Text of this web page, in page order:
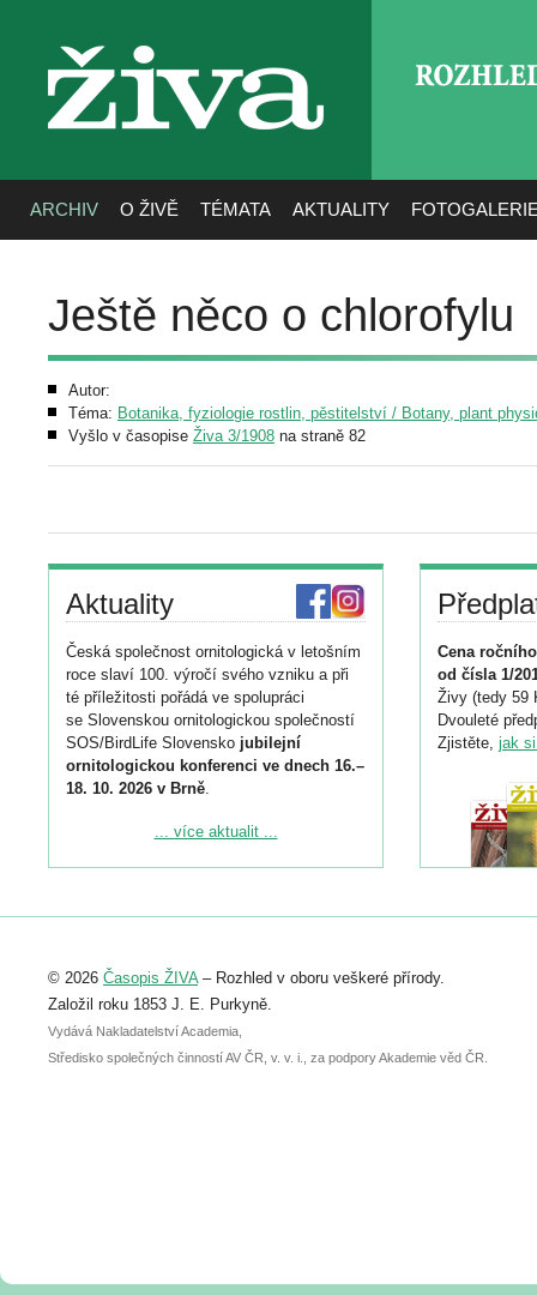
živa
ARCHIV O ŽIVĚ TÉMATA AKTUALITY
Ještě něco o chlorofylu
Autor:
Téma: Botanika, fyziologie rostlin, pěstitelství / Botany, plant
Vyšlo v časopise Živa 3/1908 na straně 82
Aktuality
Česká společnost ornitologická v letošním
roce slaví 100. výročí svého vzniku a při
té příležitosti pořádá ve spolupráci
se Slovenskou ornitologickou společností
SOS/BirdLife Slovensko jubilejní
ornitologickou konferenci ve dnech 16.–
18. 10. 2026 v Brně.
Podrobnější informace ke konferenci
Registrovat se můžete do 6. září.
abstraktu přihlášené přednášky nebo
posteru je už 30. června.
... více aktualit ...
Cena
od čísla 1/
Živy (tedy 59
Dvouleté
Zjistěte, jak
© 2026 Časopis ŽIVA– Rozhled v oboru veškeré přírody.
Založil roku 1853 J. E. Purkyně.
Vydává Nakladatelství Academia,
Středisko společných činností AV ČR, v. v. i., za podpory Akademie věd ČR.